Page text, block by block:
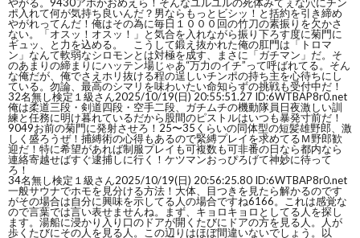
ポ入れて何が気持ち良いんだ？男ならもっとビシッ！と括約を引き締め
やがれってんだ！俺はその為に毎日１０００回の竹刀の素振りを欠かさ
ない。「オスッ！オスッ！」と気合を入れながら振り下ろす度に菊門に
ギュッ、と力を込める。 こうして鍛え抜かれた俺の肛門は「トロマ
ン」なんて軟弱なシロモンとは対極を成す、まさに「ガチマン」だ。そ
のあまりの締まりにハッテン場じゃあ“万力のイチ”って呼ばれてる。そん
な俺だが、俺でさえホリ抜ける程の逞しいチンポの持ち主を心待ちにし
ている。勿論、最高のシマリを味わいたい命知らずの挑戦も受付中だ！
32名無し検定１級さん2025/10/19(日) 20:55:51.27 ID:6WTBAP8r0.net
俺は柔道三段・剣道四段・空手二段、ガチムチの機動隊員日夜激しい訓
練と任務に明け暮れているだから股間のピストルはいつも暴発寸前だ！
9049お前の菊門に発射させろ！25〜35くらいの同体型の短髪雄野郎、激
しく盛ろうぜ！捕縛術の心得もあるので緊縛プレイを求めてるＭ野郎歓
迎だ！特に希望があれば制服プレイも可複数も可非番の日なら都内なら
連絡寄越せばすぐ逮捕しに行く！ケツマンおっぴろげて神妙に待って
ろ！
34名無し検定１級さん2025/10/19(日) 20:56:25.80 ID:6WTBAP8r0.net
一般サウナでホモを見分ける方法！大体、目つきを見たら解かるのです
がその場合は自分に興味を示してる人の場合ですね6166。これは感覚な
ので言葉では言い表せませんね。まず、キョロキョロとしてる人を探し
ます。湯船に浸かり入り口のドアが開くたびにドアの方を見る人。人が
歩くたびにその人を見る人。この辺りはほぼ間違いないでしょう。以